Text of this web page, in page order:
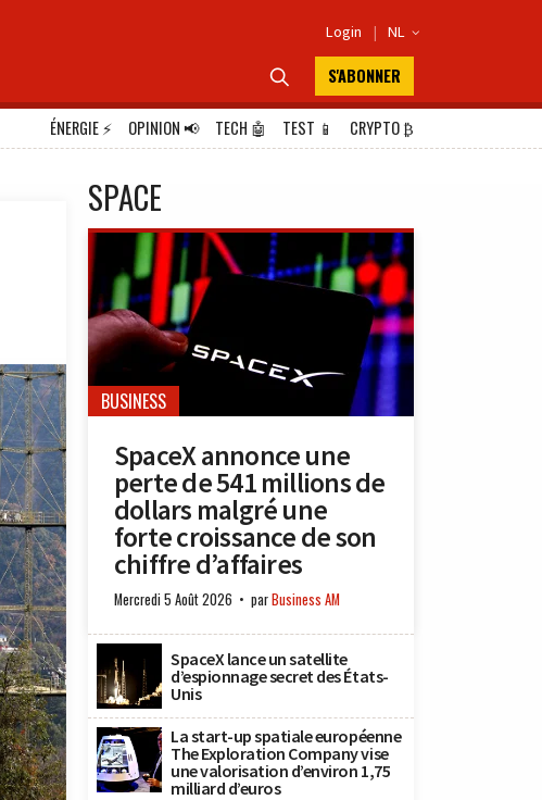
Login | NL 
 S'ABONNER
ÉNERGIE⚡ OPINION📢 TECH 🤖 TEST 📱 CRYPTO₿
SPACE
BUSINESS
SpaceX annonce une
perte de 541 millions de
dollars malgré une
forte croissance de son
chiffre d’affaires
Mercredi 5 Août 2026 parBusiness AM
SpaceX lance un satellite
d’espionnage secret des États-
Unis
La start-up spatiale européenne
The Exploration Company vise
une valorisation d’environ 1,75
milliard d’euros